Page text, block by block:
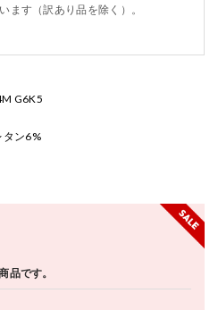
ます（訳あり品を除く）。
G6K5
タン6%
品です。